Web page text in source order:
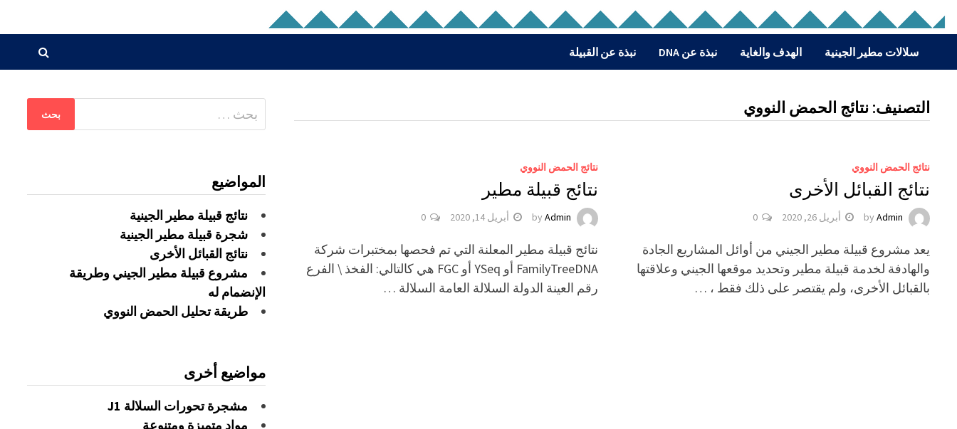
سلالات مطير الجينية الهدف والغاية نبذة عن DNA نبذة عن القبيلة
التصنيف:نتائج الحمض النووي
نتائج الحمض النووي
نتائج القبائل الأخرى
by Admin أبريل 26, 2020 0
يعد مشروع قبيلة مطير الجيني من أوائل المشاريع الجادة
والهادفة لخدمة قبيلة مطير وتحديد موقعها الجيني وعلاقتها
بالقبائل الأخرى، ولم يقتصر على ذلك فقط ، …
نتائج الحمض النووي
نتائج قبيلة مطير
byAdmin أبريل 14, 2020 0
نتائج قبيلة مطير المعلنة التي تم فحصها بمختبرات شركة
FamilyTreeDNA أو YSeq أو FGC هي كالتالي: الفخذ \ الفرع
رقم العينة الدولة السلالة العامة السلالة …
عن:
المواضيع
نتائج قبيلة مطير الجينية
شجرة قبيلة مطير الجينية
نتائج القبائل الأخرى
مشروع قبيلة مطير الجيني وطريقة
الإنضمام له
طريقة تحليل الحمض النووي
مواضيع أخرى
مشجرة تحورات السلالة J1
مواد متميزة ومتنوعة